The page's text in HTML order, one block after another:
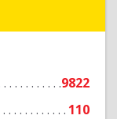
9822
110
Подробнее